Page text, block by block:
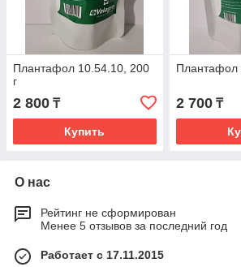
Плантафол 10.54.10, 200
г
2 800 ₸
Купить
Плантафол
2 700₸
О нас
Рейтинг не сформирован
Менее 5 отзывов за последний год
Работает с 17.11.2015